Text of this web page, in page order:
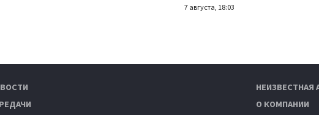
7 августа, 18:03
НЕИЗВЕСТНАЯ
О КОМПАНИИ